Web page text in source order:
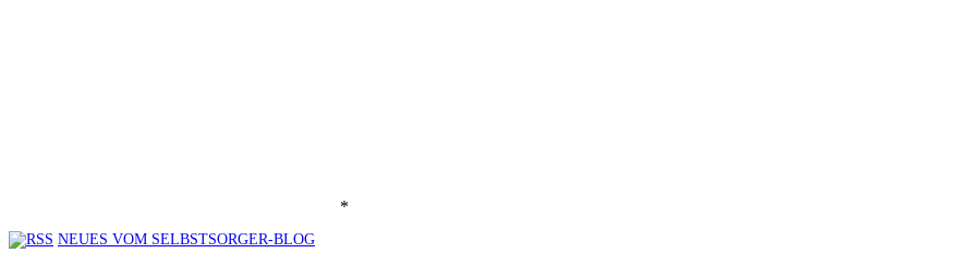
*
NEUES VOM SELBSTSORGER-BLOG